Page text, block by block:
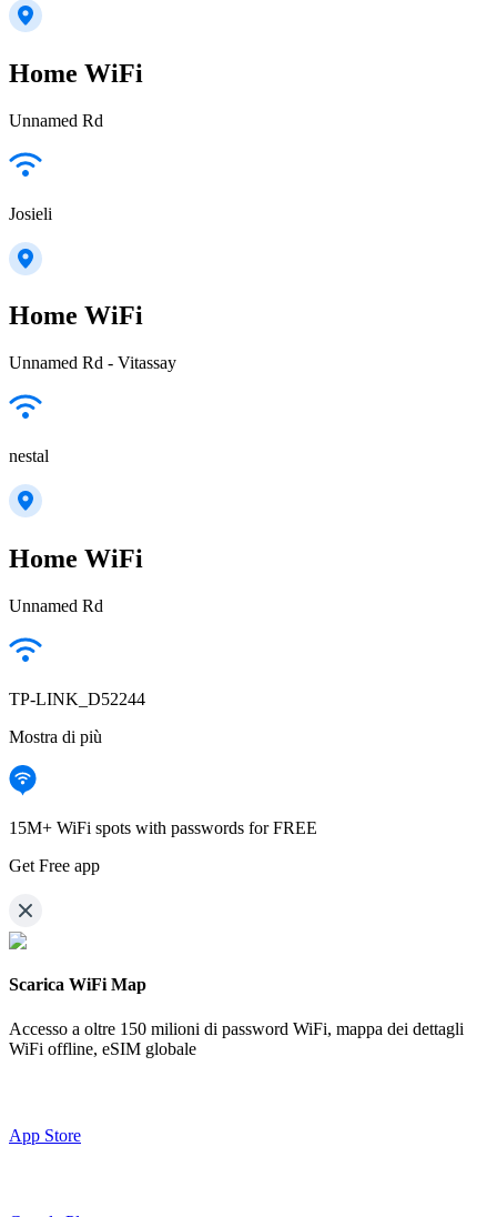
Home WiFi
Unnamed Rd
Josieli
Home WiFi
Unnamed Rd - Vitassay
nestal
Home WiFi
Unnamed Rd
TP-LINK_D52244
Mostra di più
15M+ WiFi spots with passwords for FREE
Get Free app
Scarica WiFi Map
Accesso a oltre 150 milioni di password WiFi, mappa dei dettagli
WiFi offline, eSIM globale
App Store